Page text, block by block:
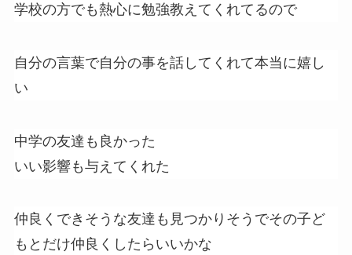
学校の方でも熱心に勉強教えてくれてるので
自分の言葉で自分の事を話してくれて本当に嬉し
い
中学の友達も良かった
いい影響も与えてくれた
仲良くできそうな友達も見つかりそうでその子ど
もとだけ仲良くしたらいいかな